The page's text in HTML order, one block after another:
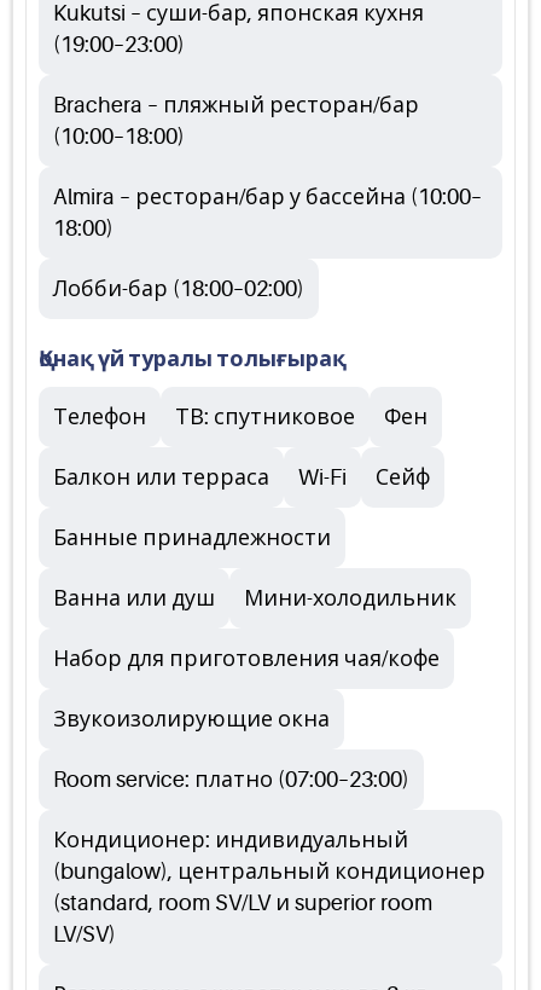
Kukutsi – суши-бар, японская кухня
(19:00–23:00)
Brachera – пляжный ресторан/бар
(10:00–18:00)
Almira – ресторан/бар у бассейна (10:00–
18:00)
Лобби-бар (18:00–02:00)
Қонақ үй туралы толығырақ
Телефон ТВ: спутниковое Фен
Балкон или терраса Wi-Fi Сейф
Банные принадлежности
Ванна или душ Мини-холодильник
Набор для приготовления чая/кофе
Звукоизолирующие окна
Room service: платно (07:00–23:00)
Кондиционер: индивидуальный
(bungalow), центральный кондиционер
(standard, room SV/LV и superior room
LV/SV)